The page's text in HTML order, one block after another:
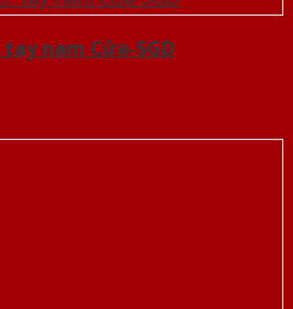
tay nam Cửa-SGD